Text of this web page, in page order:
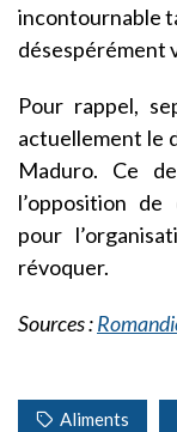
incontournable
désespérément
Pour rappel,
actuellement le
Maduro. Ce
l’opposition
pour
révoquer.
Sources :
Aliments